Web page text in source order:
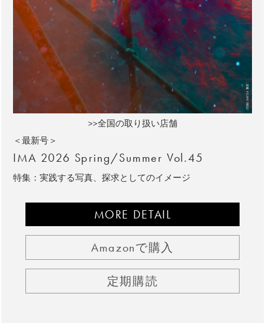
>>全国の取り扱い店舗
＜最新号＞
IMA 2026 Spring/Summer Vol.45
特集：実践する写真、探求としてのイメージ
MORE DETAIL
Amazonで購入
定期購読